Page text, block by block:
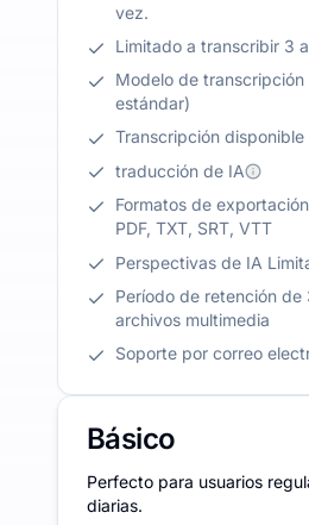
vez.
Limitado a transcribir 3
Modelo de transcripción
estándar)
Transcripción
traducción de IA
Formatos de
PDF, TXT, SRT, VTT
Perspectivas de IA
Período de retención de
archivos multimedia
Soporte por correo
Básico
Perfecto para usuarios
diarias.